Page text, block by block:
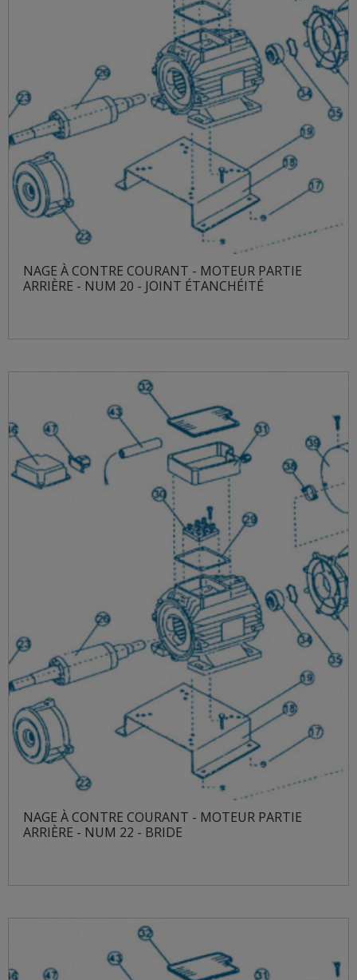
NAGE À CONTRE COURANT - MOTEUR PARTIE
ARRIÈRE - NUM 20 - JOINT ÉTANCHÉITÉ
NAGE À CONTRE COURANT - MOTEUR PARTIE
ARRIÈRE - NUM 22 - BRIDE